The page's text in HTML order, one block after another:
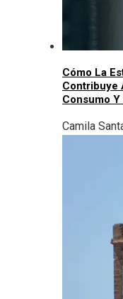
Cómo La
Contribuye
Consumo
Camila